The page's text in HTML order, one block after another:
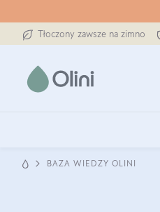
Tłoczony zawsze na zimno
BAZA WIEDZY OLINI